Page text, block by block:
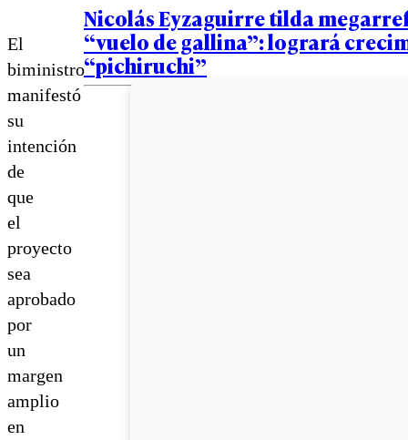
El
biministro
manifestó
su
intención
de
que
el
proyecto
sea
aprobado
por
un
margen
amplio
en
Nicolás Eyzaguirre tilda
“vuelo de gallina”: logrará
“pichiruchi”